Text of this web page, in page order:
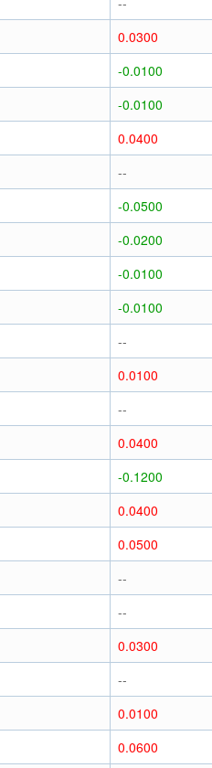
0.0300
-0.0100
-0.0100
0.0400
--
-0.0500
-0.0200
-0.0100
-0.0100
--
0.0100
--
0.0400
-0.1200
0.0400
0.0500
--
--
0.0300
--
0.0100
0.0600